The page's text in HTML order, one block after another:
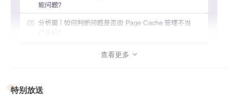
内存泄漏模块
，会为你重点分析应用程序都是如何从系统中申
请内存以及如何释放的。通过内存泄露这类案例来带你了解应
问题。当然，也会带你去观察、分析和解决这类问题。
程，分析这个过程究竟会受哪些配置项的影响，如果配置不当
查看更多 
特别放送